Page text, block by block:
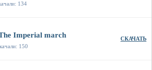
134
Imperial march
150
СКАЧАТЬ